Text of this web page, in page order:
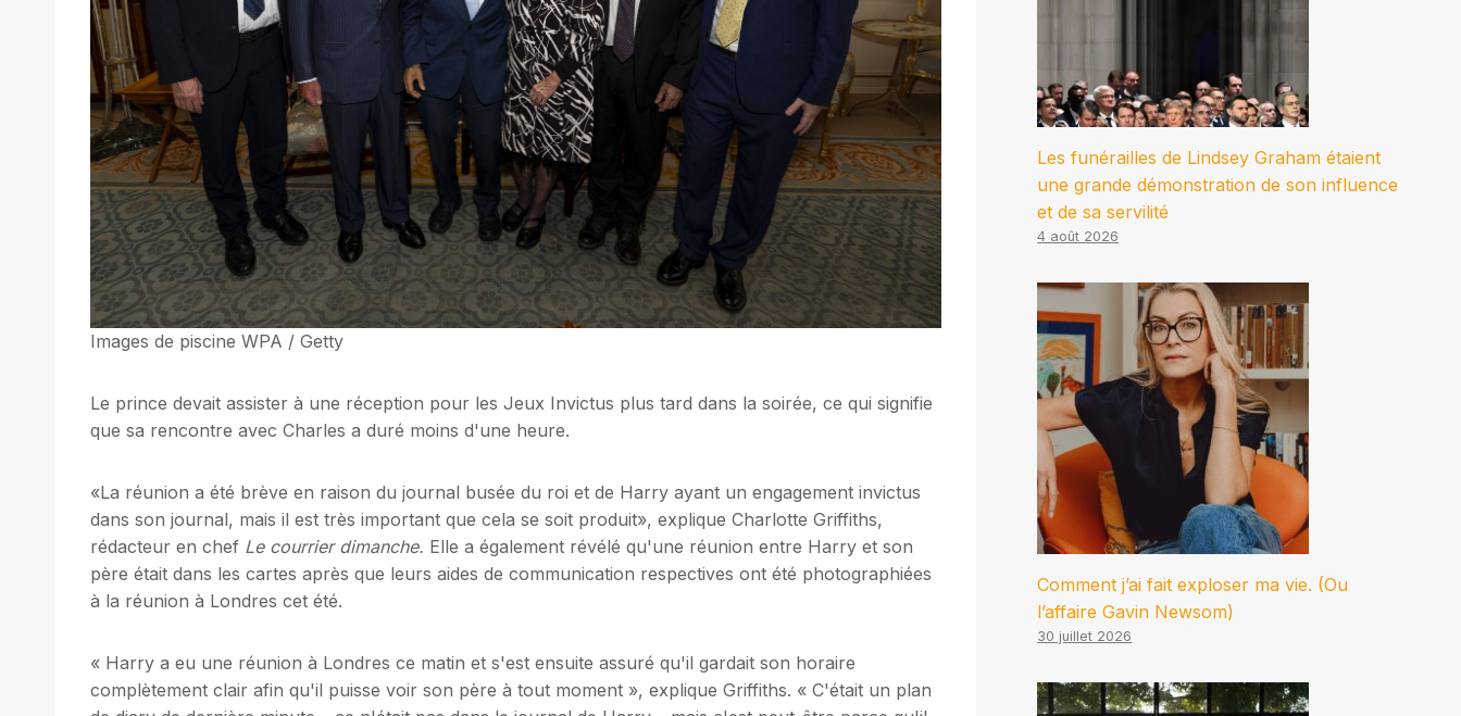
Images de piscine WPA / Getty
Le prince devait assister à une réception pour les Jeux Invictus plus tard dans la soirée, ce qui signifie
que sa rencontre avec Charles a duré moins d'une heure.
«La réunion a été brève en raison du journal busée du roi et de Harry ayant un engagement invictus
dans son journal, mais il est très important que cela se soit produit», explique Charlotte Griffiths,
rédacteur en chef Le courrier dimanche. Elle a également révélé qu'une réunion entre Harry et son
père était dans les cartes après que leurs aides de communication respectives ont été photographiées
à la réunion à Londres cet été.
« Harry a eu une réunion à Londres ce matin et s'est ensuite assuré qu'il gardait son horaire
complètement clair afin qu'il puisse voir son père à tout moment », explique Griffiths. « C'était un plan
Les funérailles de Lindsey Graham étaient
une grande démonstration de son influence
et de sa servilité
4 août 2026
Comment j’ai fait exploser ma vie. (Ou
l’affaire Gavin Newsom)
30 juillet 2026